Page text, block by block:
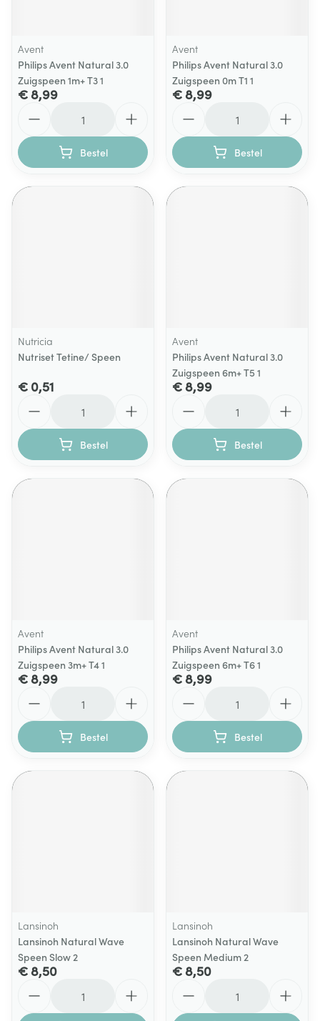
Avent
Philips Avent Natural 3.0
Zuigspeen 1m+ T3 1
€ 8,99
Bestel
Avent
Philips Avent Natural 3.0
Zuigspeen 0m T1 1
€ 8,99
Bestel
Nutricia
Nutriset Tetine/ Speen
€ 0,51
Bestel
Avent
Philips Avent Natural 3.0
Zuigspeen 6m+ T5 1
€ 8,99
Bestel
Avent
Philips Avent Natural 3.0
Zuigspeen 3m+ T4 1
€ 8,99
Bestel
Avent
Philips Avent Natural 3.0
Zuigspeen 6m+ T6 1
€ 8,99
Bestel
Lansinoh
Lansinoh Natural Wave
Speen Slow 2
€ 8,50
Lansinoh
Lansinoh Natural Wave
Speen Medium 2
€ 8,50